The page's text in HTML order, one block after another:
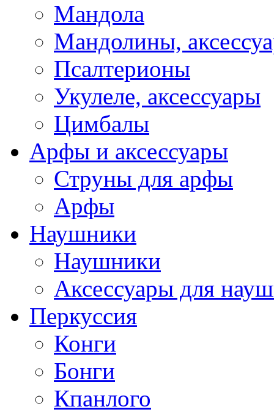
Мандола
Мандолины,
Псалтерионы
Укулеле, аксессуары
Цимбалы
Арфы и аксессуары
Струны для арфы
Арфы
Наушники
Наушники
Аксессуары для
Перкуссия
Конги
Бонги
Кпанлого